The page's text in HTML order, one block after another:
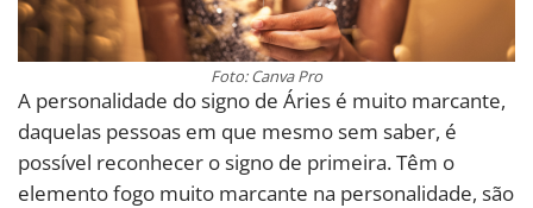
Foto: Canva Pro
A personalidade do signo de Áries é muito marcante,
daquelas pessoas em que mesmo sem saber, é
possível reconhecer o signo de primeira. Têm o
elemento fogo muito marcante na personalidade, são